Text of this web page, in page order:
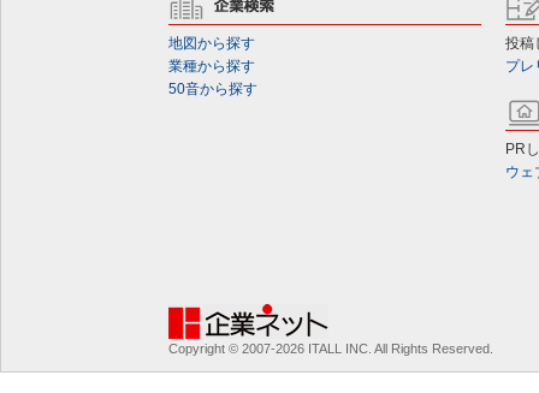
地図から探す
業種から探す
50音から探す
投稿
プレ
PR
ウェ
Copyright © 2007-2026 ITALL INC. All Rights Reserved.